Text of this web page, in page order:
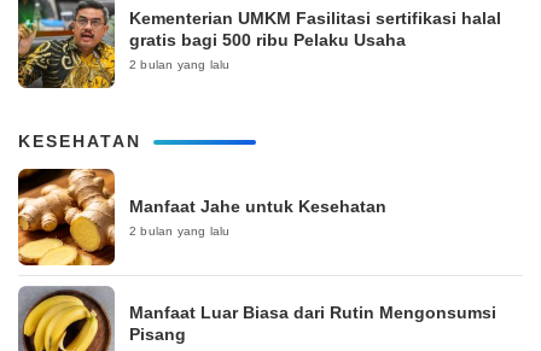
Kementerian UMKM Fasilitasi sertifikasi halal
gratis bagi 500 ribu Pelaku Usaha
2 bulan yang lalu
KESEHATAN
Manfaat Jahe untuk Kesehatan
2 bulan yang lalu
Manfaat Luar Biasa dari Rutin Mengonsumsi
Pisang